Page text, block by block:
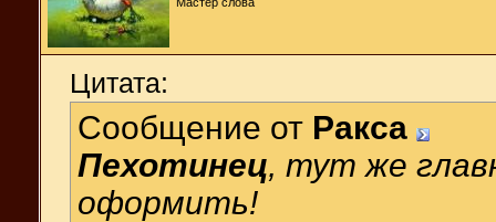
Цитата:
Сообщение от Ракса
Пехотинец, тут же
оформить!